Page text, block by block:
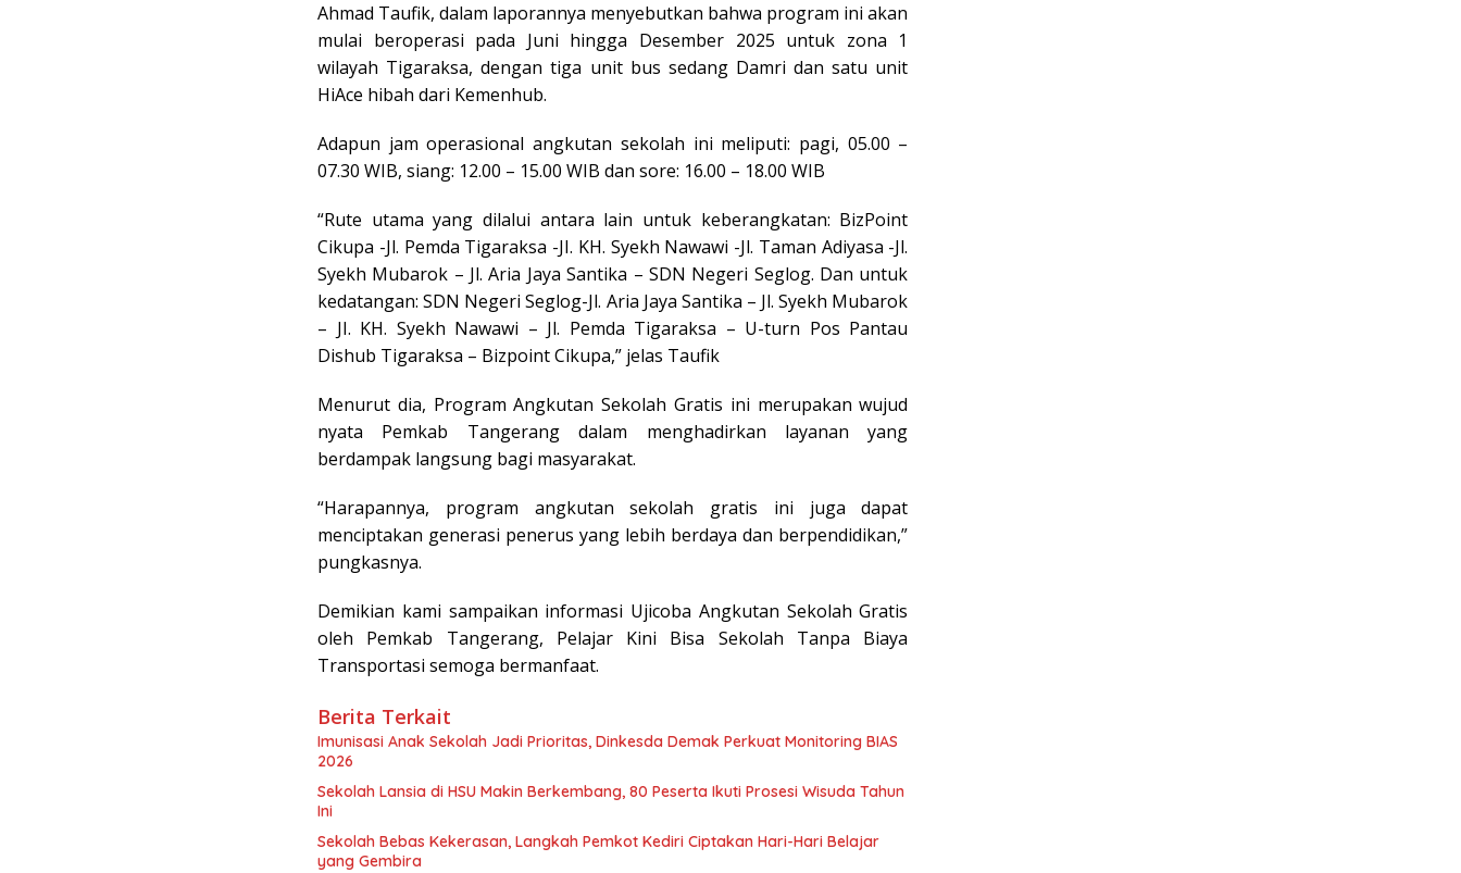
Ahmad Taufik, dalam laporannya menyebutkan bahwa program ini akan
mulai beroperasi pada Juni hingga Desember 2025 untuk zona 1
wilayah Tigaraksa, dengan tiga unit bus sedang Damri dan satu unit
HiAce hibah dari Kemenhub.
Adapun jam operasional angkutan sekolah ini meliputi: pagi, 05.00 –
07.30 WIB, siang: 12.00 – 15.00 WIB dan sore: 16.00 – 18.00 WIB
“Rute utama yang dilalui antara lain untuk keberangkatan: BizPoint
Cikupa -Jl. Pemda Tigaraksa -JI. KH. Syekh Nawawi -Jl. Taman Adiyasa -Jl.
Syekh Mubarok – Jl. Aria Jaya Santika – SDN Negeri Seglog. Dan untuk
kedatangan: SDN Negeri Seglog-Jl. Aria Jaya Santika – Jl. Syekh Mubarok
– JI. KH. Syekh Nawawi – Jl. Pemda Tigaraksa – U-turn Pos Pantau
Dishub Tigaraksa – Bizpoint Cikupa,” jelas Taufik
Menurut dia, Program Angkutan Sekolah Gratis ini merupakan wujud
nyata Pemkab Tangerang dalam menghadirkan layanan yang
berdampak langsung bagi masyarakat.
“Harapannya, program angkutan sekolah gratis ini juga dapat
menciptakan generasi penerus yang lebih berdaya dan berpendidikan,”
pungkasnya.
Demikian kami sampaikan informasi Ujicoba Angkutan Sekolah Gratis
oleh Pemkab Tangerang, Pelajar Kini Bisa Sekolah Tanpa Biaya
Transportasi semoga bermanfaat.
Berita Terkait
Imunisasi Anak Sekolah Jadi Prioritas, Dinkesda Demak Perkuat Monitoring BIAS
2026
Sekolah Lansia di HSU Makin Berkembang, 80 Peserta Ikuti Prosesi Wisuda Tahun
Ini
Sekolah Bebas Kekerasan, Langkah Pemkot Kediri Ciptakan Hari-Hari Belajar
yang Gembira